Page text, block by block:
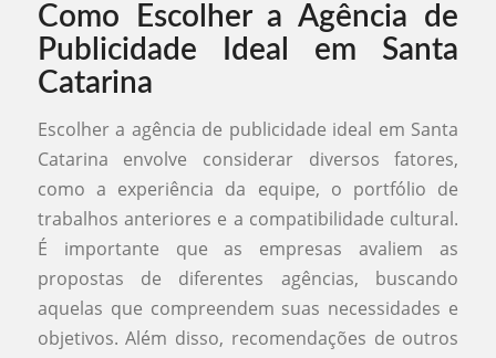
Como Escolher a Agência de
Publicidade Ideal em Santa
Catarina
Escolher a agência de publicidade ideal em Santa
Catarina envolve considerar diversos fatores,
como a experiência da equipe, o portfólio de
trabalhos anteriores e a compatibilidade cultural.
É importante que as empresas avaliem as
propostas de diferentes agências, buscando
aquelas que compreendem suas necessidades e
objetivos. Além disso, recomendações de outros